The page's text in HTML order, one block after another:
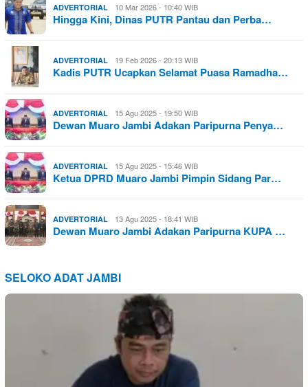
ADVERTORIAL 10 Mar 2026 - 10:40 WIB
Hingga Kini, Dinas PUTR Pantau dan Perba…
ADVERTORIAL 19 Feb 2026 - 20:13 WIB
Kadis PUTR Ucapkan Selamat Puasa Ramadha…
ADVERTORIAL 15 Agu 2025 - 19:50 WIB
Dewan Muaro Jambi Adakan Paripurna Penya…
ADVERTORIAL 15 Agu 2025 - 15:46 WIB
Ketua DPRD Muaro Jambi Pimpin Sidang Par…
ADVERTORIAL 13 Agu 2025 - 18:41 WIB
Dewan Muaro Jambi Adakan Paripurna KUPA …
SELOKO ADAT JAMBI